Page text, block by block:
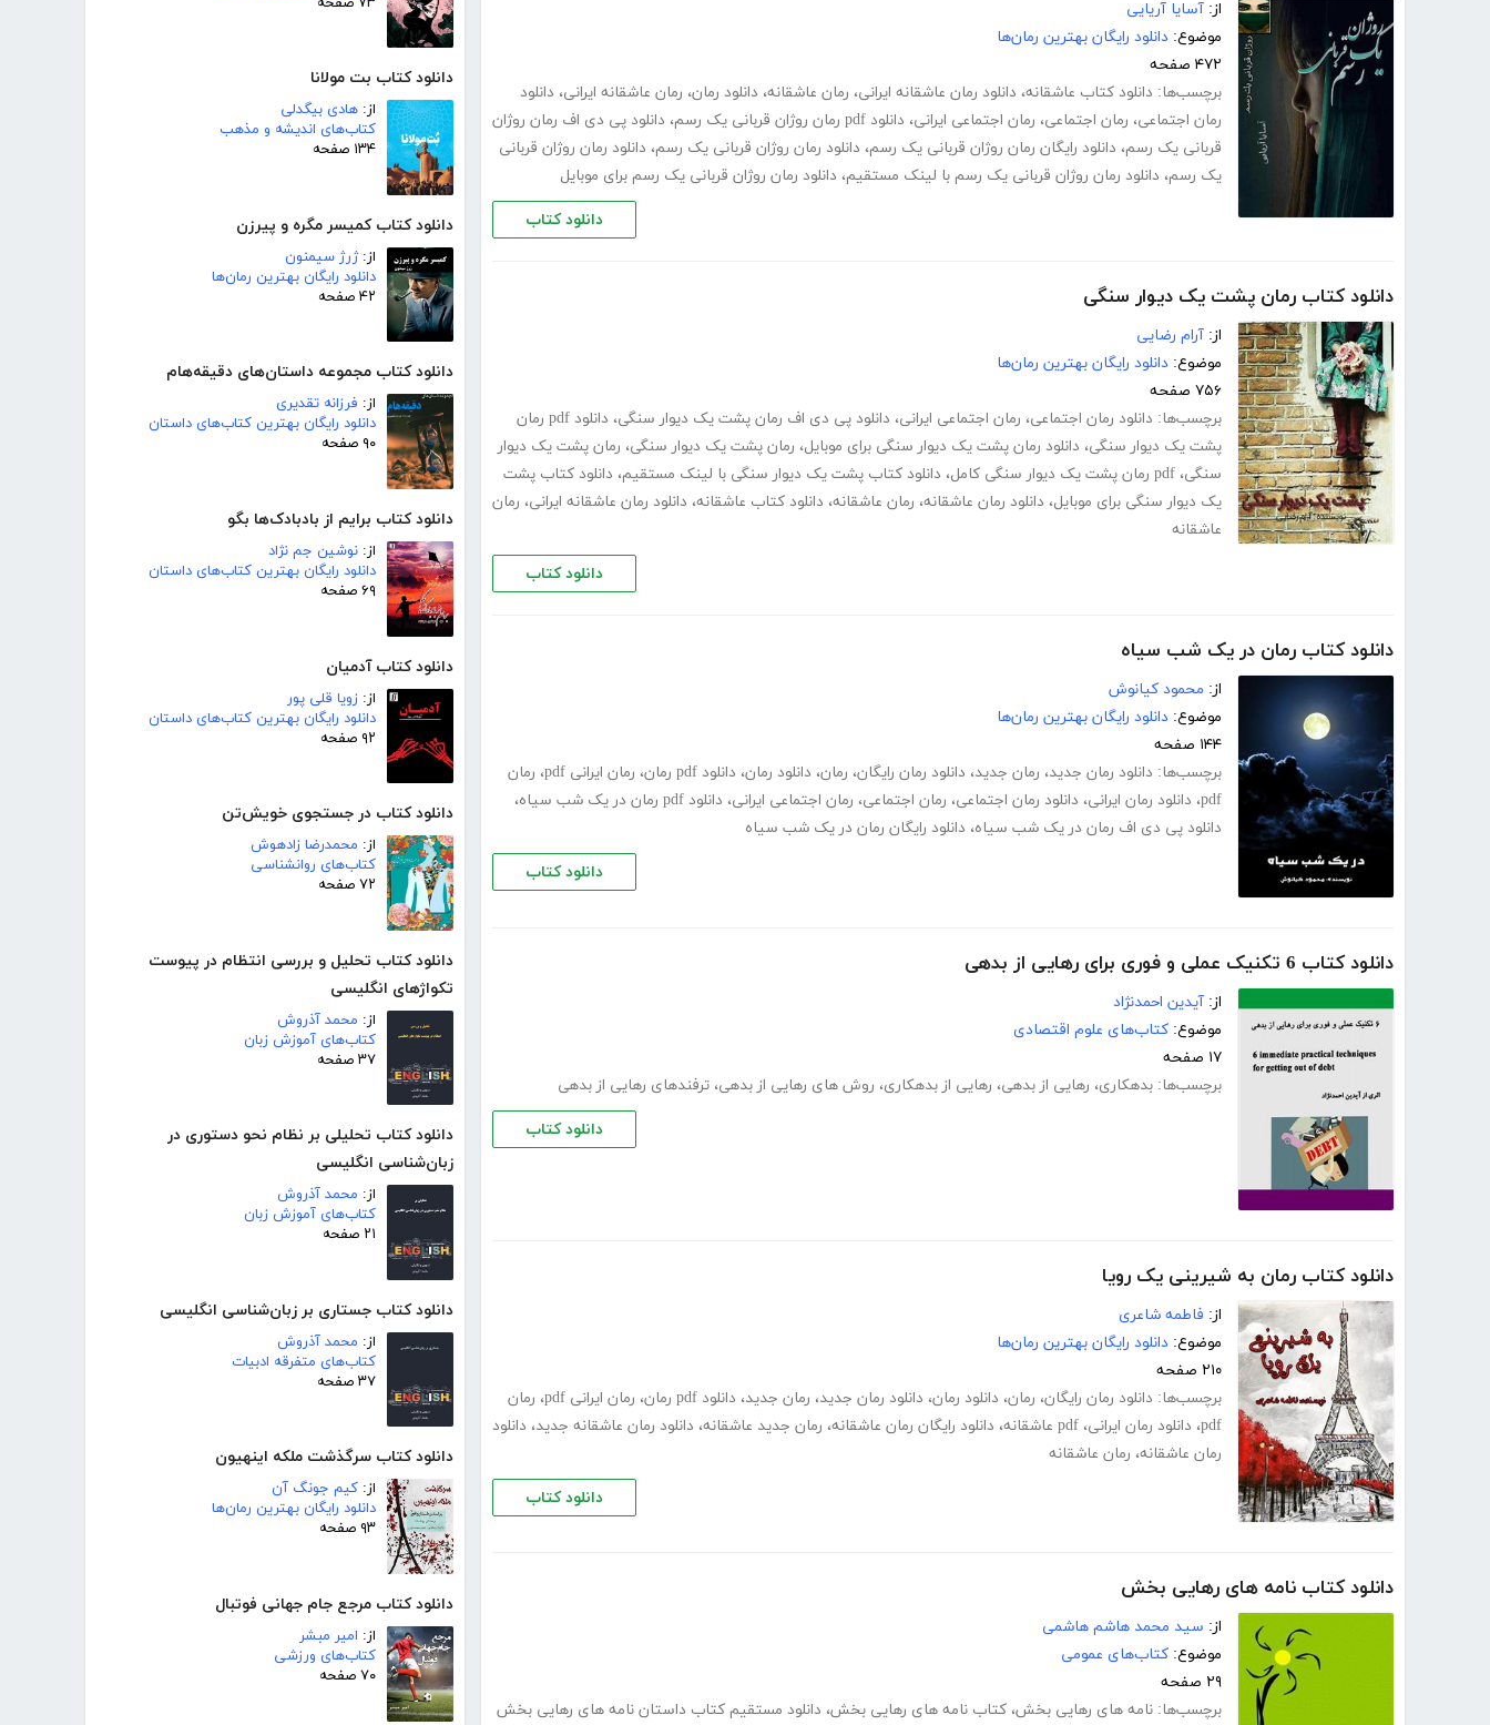
دانلود کتاب بت مولانا
از: هادی بیگدلی
کتاب‌های اندیشه و مذهب
۱۳۴ صفحه
دانلود کتاب کمیسر مگره و پیرزن
از:ژرژ سیمنون
دانلود رایگان بهترین رمان‌ها
۴۲ صفحه
دانلود کتاب مجموعه داستان‌های دقیقه‌هام
از: فرزانه تقدیری
دانلود رایگان بهترین کتاب‌های داستان
۹۰ صفحه
دانلود کتاب برایم از بادبادک‌ها بگو
از: نوشین جم نژاد
دانلود رایگان بهترین کتاب‌های داستان
۶۹ صفحه
دانلود کتاب آدمیان
از: زویا قلی پور
دانلود رایگان بهترین کتاب‌های داستان
۹۲ صفحه
دانلود کتاب در جستجوی خویش‌تن
از: محمدرضا زادهوش
کتاب‌های روانشناسی
۷۲ صفحه
دانلود کتاب تحلیل و بررسی انتظام در پیوست
تکواژهای انگلیسی
از: محمد آذروش
کتاب‌های آموزش زبان
۳۷ صفحه
دانلود کتاب تحلیلی بر نظام نحو دستوری در
زبان‌شناسی انگلیسی
از: محمد آذروش
کتاب‌های آموزش زبان
۲۱ صفحه
دانلود کتاب جستاری بر زبان‌شناسی انگلیسی
از: محمد آذروش
کتاب‌های متفرقه ادبیات
۳۷ صفحه
دانلود کتاب سرگذشت ملکه اینهیون
از: کیم جونگ آن
دانلود رایگان بهترین رمان‌ها
۹۳ صفحه
دانلود کتاب مرجع جام جهانی فوتبال
از: امیر مبشر
کتاب‌های ورزشی
۷۰ صفحه
از: آسایا آریایی
موضوع: دانلود رایگان بهترین رمان‌ها
۴۷۲ صفحه
برچسب‌ها: دانلود کتاب عاشقانه، دانلود رمان عاشقانه ایرانی، رمان عاشقانه، دانلود رمان، رمان عاشقانه ایرانی، دانلود
رمان اجتماعی، رمان اجتماعی، رمان اجتماعی ایرانی، دانلود pdf رمان روژان قربانی یک رسم ، دانلود پی دی اف رمان روژان
قربانی یک رسم، دانلود رایگان رمان روژان قربانی یک رسم، دانلود رمان روژان قربانی یک رسم، دانلود رمان روژان قربانی
یک رسم، دانلود رمان روژان قربانی یک رسم با لینک مستقیم، دانلود رمان روژان قربانی یک رسم برای موبایل
دانلود کتاب
دانلود کتاب رمان پشت یک دیوار سنگی
از: آرام رضایی
موضوع: دانلود رایگان بهترین رمان‌ها
۷۵۶ صفحه
برچسب‌ها: دانلود رمان اجتماعی، رمان اجتماعی ایرانی، دانلود پی دی اف رمان پشت یک دیوار سنگی،
دانلود pdf رمان
پشت یک دیوار سنگی، دانلود رمان پشت یک دیوار سنگی برای موبایل، رمان پشت یک دیوار سنگی، رمان پشت یک دیوار
سنگی، pdf رمان پشت یک دیوار سنگی کامل ، دانلود کتاب پشت یک دیوار سنگی با لینک مستقیم، دانلود کتاب پشت
یک دیوار سنگی برای موبایل، دانلود رمان عاشقانه، رمان عاشقانه، دانلود کتاب عاشقانه، دانلود رمان عاشقانه ایرانی، رمان
عاشقانه
دانلود کتاب
دانلود کتاب رمان در یک شب سیاه
از: محمود کیانوش
موضوع: دانلود رایگان بهترین رمان‌ها
۱۴۴ صفحه
برچسب‌ها: دانلود رمان جدید، رمان جدید، دانلود رمان رایگان، رمان، دانلود رمان، دانلود pdf رمان ، رمان ایرانی pdf ، رمان
pdf، دانلود رمان ایرانی، دانلود رمان اجتماعی، رمان اجتماعی، رمان اجتماعی ایرانی، دانلود pdf رمان در یک شب سیاه
،
دانلود پی دی اف رمان در یک شب سیاه، دانلود رایگان رمان در یک شب سیاه
دانلود کتاب
دانلود کتاب 6 تکنیک عملی و فوری برای رهایی از بدهی
از: آیدین احمدنژاد
موضوع: کتاب‌های علوم اقتصادی
۱۷ صفحه
برچسب‌ها: بدهکاری، رهایی از بدهی، رهایی از بدهکاری، روش های رهایی از بدهی، ترفندهای رهایی از بدهی
دانلود کتاب
دانلود کتاب رمان به شیرینی یک رویا
از: فاطمه شاعری
موضوع: دانلود رایگان بهترین رمان‌ها
۲۱۰ صفحه
برچسب‌ها: دانلود رمان رایگان، رمان، دانلود رمان، دانلود رمان جدید، رمان جدید، دانلود pdf رمان ، رمان ایرانی pdf ، رمان
pdf، دانلود رمان ایرانی، pdf عاشقانه ، دانلود رایگان رمان عاشقانه، رمان جدید عاشقانه، دانلود رمان عاشقانه جدید، دانلود
رمان عاشقانه، رمان عاشقانه
دانلود کتاب
دانلود کتاب نامه های رهایی بخش
از: سید محمد هاشم هاشمی
موضوع: کتاب‌های عمومی
۲۹ صفحه
برچسب‌ها: نامه های رهایی بخش، کتاب نامه های رهایی بخش، دانلود مستقیم کتاب داستان نامه های رهایی بخش